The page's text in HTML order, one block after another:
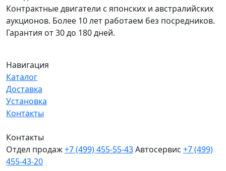
Контрактные двигатели с японских и австралийских
аукционов. Более 10 лет работаем без посредников.
Гарантия от 30 до 180 дней.
Навигация
Каталог
Доставка
Установка
Контакты
Контакты
Отдел продаж+7 (499) 455-55-43Автосервис +7 (499)
455-43-20